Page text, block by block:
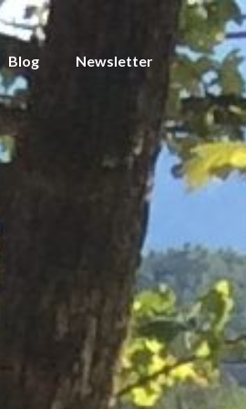
Blog Newsletter